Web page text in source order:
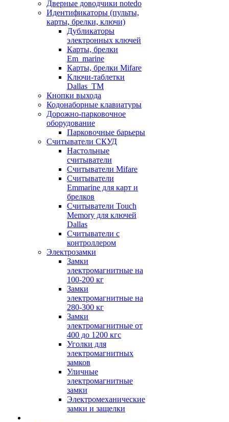
Дверные доводчики notedo
Идентификаторы (пульты,
карты, брелки, ключи)
Дубликаторы
электронных ключей
Карты, брелки
Em_marine
Карты, брелки Mifare
Ключи-таблетки
Dallas_TM
Кнопки выхода
Кодонаборные клавиатуры
Дорожно-парковочное
оборудование
Парковочные барьеры
Считыватели СКУД
Настольные
считыватели
Считыватели Mifare
Считыватели
Emmarine для карт и
брелков
Считыватели Touch
Memory для ключей
Dallas
Считыватели с
контроллером
Электрозамки
Замки
электромагнитные на
100-200 кг
Замки
электромагнитные на
280-300 кг
Замки
электромагнитные от
400 до 1200 кгс
Уголки для
электромагнитных
замков
Уличные
электромагнитные
замки
Электромеханические
замки и защелки